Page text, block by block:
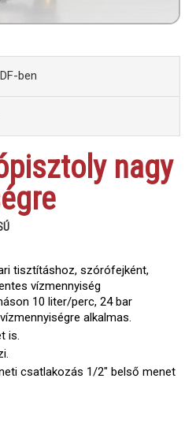
ben
nagy
tisztításhoz, szórófejként,
vízmennyiség
10 liter/perc, 24 bar
alkalmas.
is.
csatlakozás 1/2" belső menet